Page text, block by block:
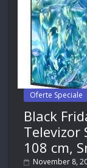
Oferte Speciale
Black
Televizor
108 cm,
November 8,